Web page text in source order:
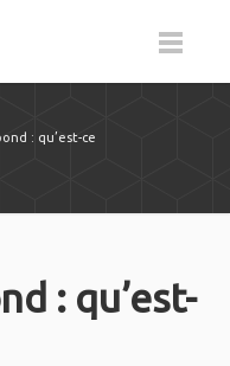
: qu’est-ce
: qu’est-